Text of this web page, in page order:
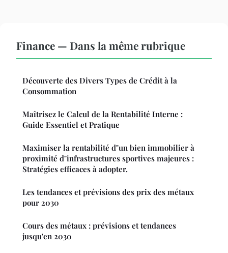
Finance — Dans la même rubrique
Découverte des Divers Types de Crédit à la
Consommation
Maîtrisez le Calcul de la Rentabilité Interne :
Guide Essentiel et Pratique
Maximiser la rentabilité d"un bien immobilier à
proximité d"infrastructures sportives majeures :
Stratégies efficaces à adopter.
Les tendances et prévisions des prix des métaux
pour 2030
Cours des métaux : prévisions et tendances
jusqu'en 2030